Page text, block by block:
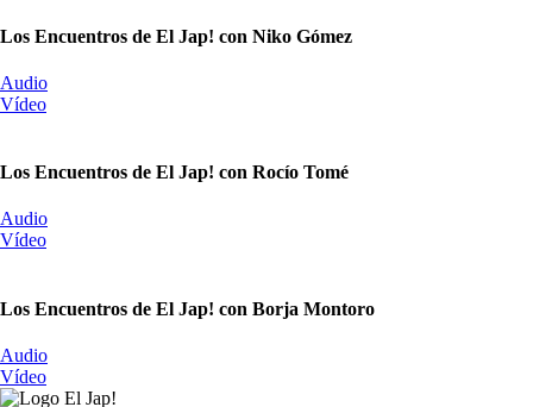
Los Encuentros de El Jap! con Niko Gómez
Audio
Vídeo
Los Encuentros de El Jap! con Rocío Tomé
Audio
Vídeo
Los Encuentros de El Jap! con Borja Montoro
Audio
Vídeo